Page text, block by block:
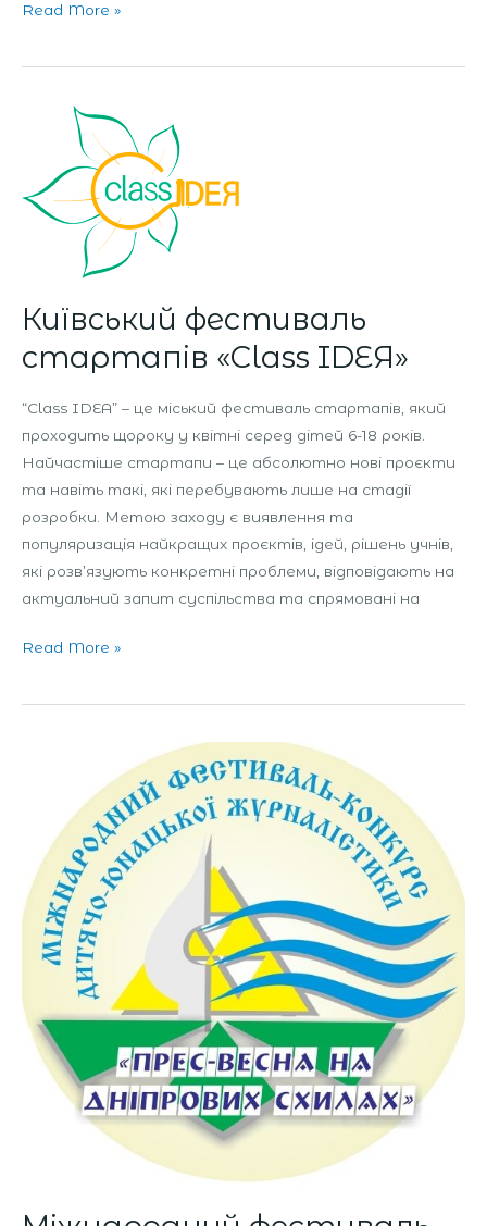
Read More »
Київський фестиваль
стартапів «Class IDEЯ»
“Class IDEA” – це міський фестиваль стартапів, який
проходить щороку у квітні серед дітей 6-18 років.
Найчастіше стартапи – це абсолютно нові проєкти
та навіть такі, які перебувають лише на стадії
розробки. Метою заходу є виявлення та
популяризація найкращих проєктів, ідей, рішень учнів,
які розв’язують конкретні проблеми, відповідають на
актуальний запит суспільства та спрямовані на
Київський
фестиваль
стартапів
«Class
IDEЯ»
Read More »
фестиваль-
конкурс
«Прес-
весна
на
Дніпрових
схилах»